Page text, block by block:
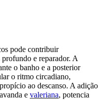
pode contribuir
e reparador. A
o banho e a posterior
o ritmo circadiano,
ao descanso. A adição
e valeriana, potencia